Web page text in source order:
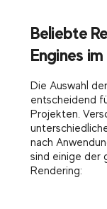
Beliebte
Engines
Die Auswahl
entscheidend
Projekten.
nach
sind einige der
Rendering: